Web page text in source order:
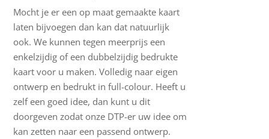
Mocht je er een op maat gemaakte kaart
laten bijvoegen dan kan dat natuurlijk
ook. We kunnen tegen meerprijs een
enkelzijdig of een dubbelzijdig bedrukte
kaart voor u maken. Volledig naar eigen
ontwerp en bedrukt in full-colour. Heeft u
zelf een goed idee, dan kunt u dit
doorgeven zodat onze DTP-er uw idee om
kan zetten naar een passend ontwerp.